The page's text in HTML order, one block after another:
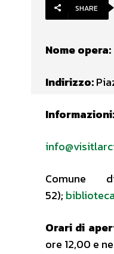
SHARE
Nome opera:
Indirizzo:
Informazioni:
Comune
52);
Orari di
ore 12,00 e